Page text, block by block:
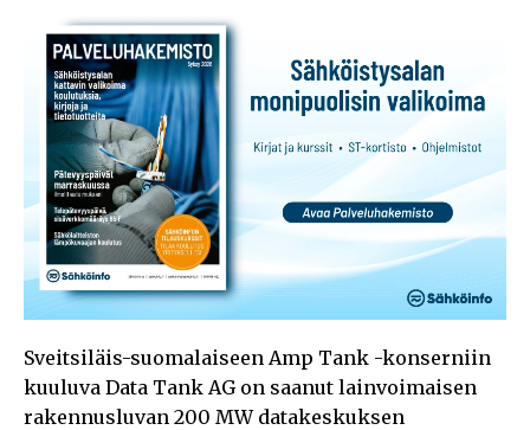
Sveitsiläis-suomalaiseen Amp Tank -konserniin
kuuluva Data Tank AG on saanut lainvoimaisen
rakennusluvan 200 MW datakeskuksen